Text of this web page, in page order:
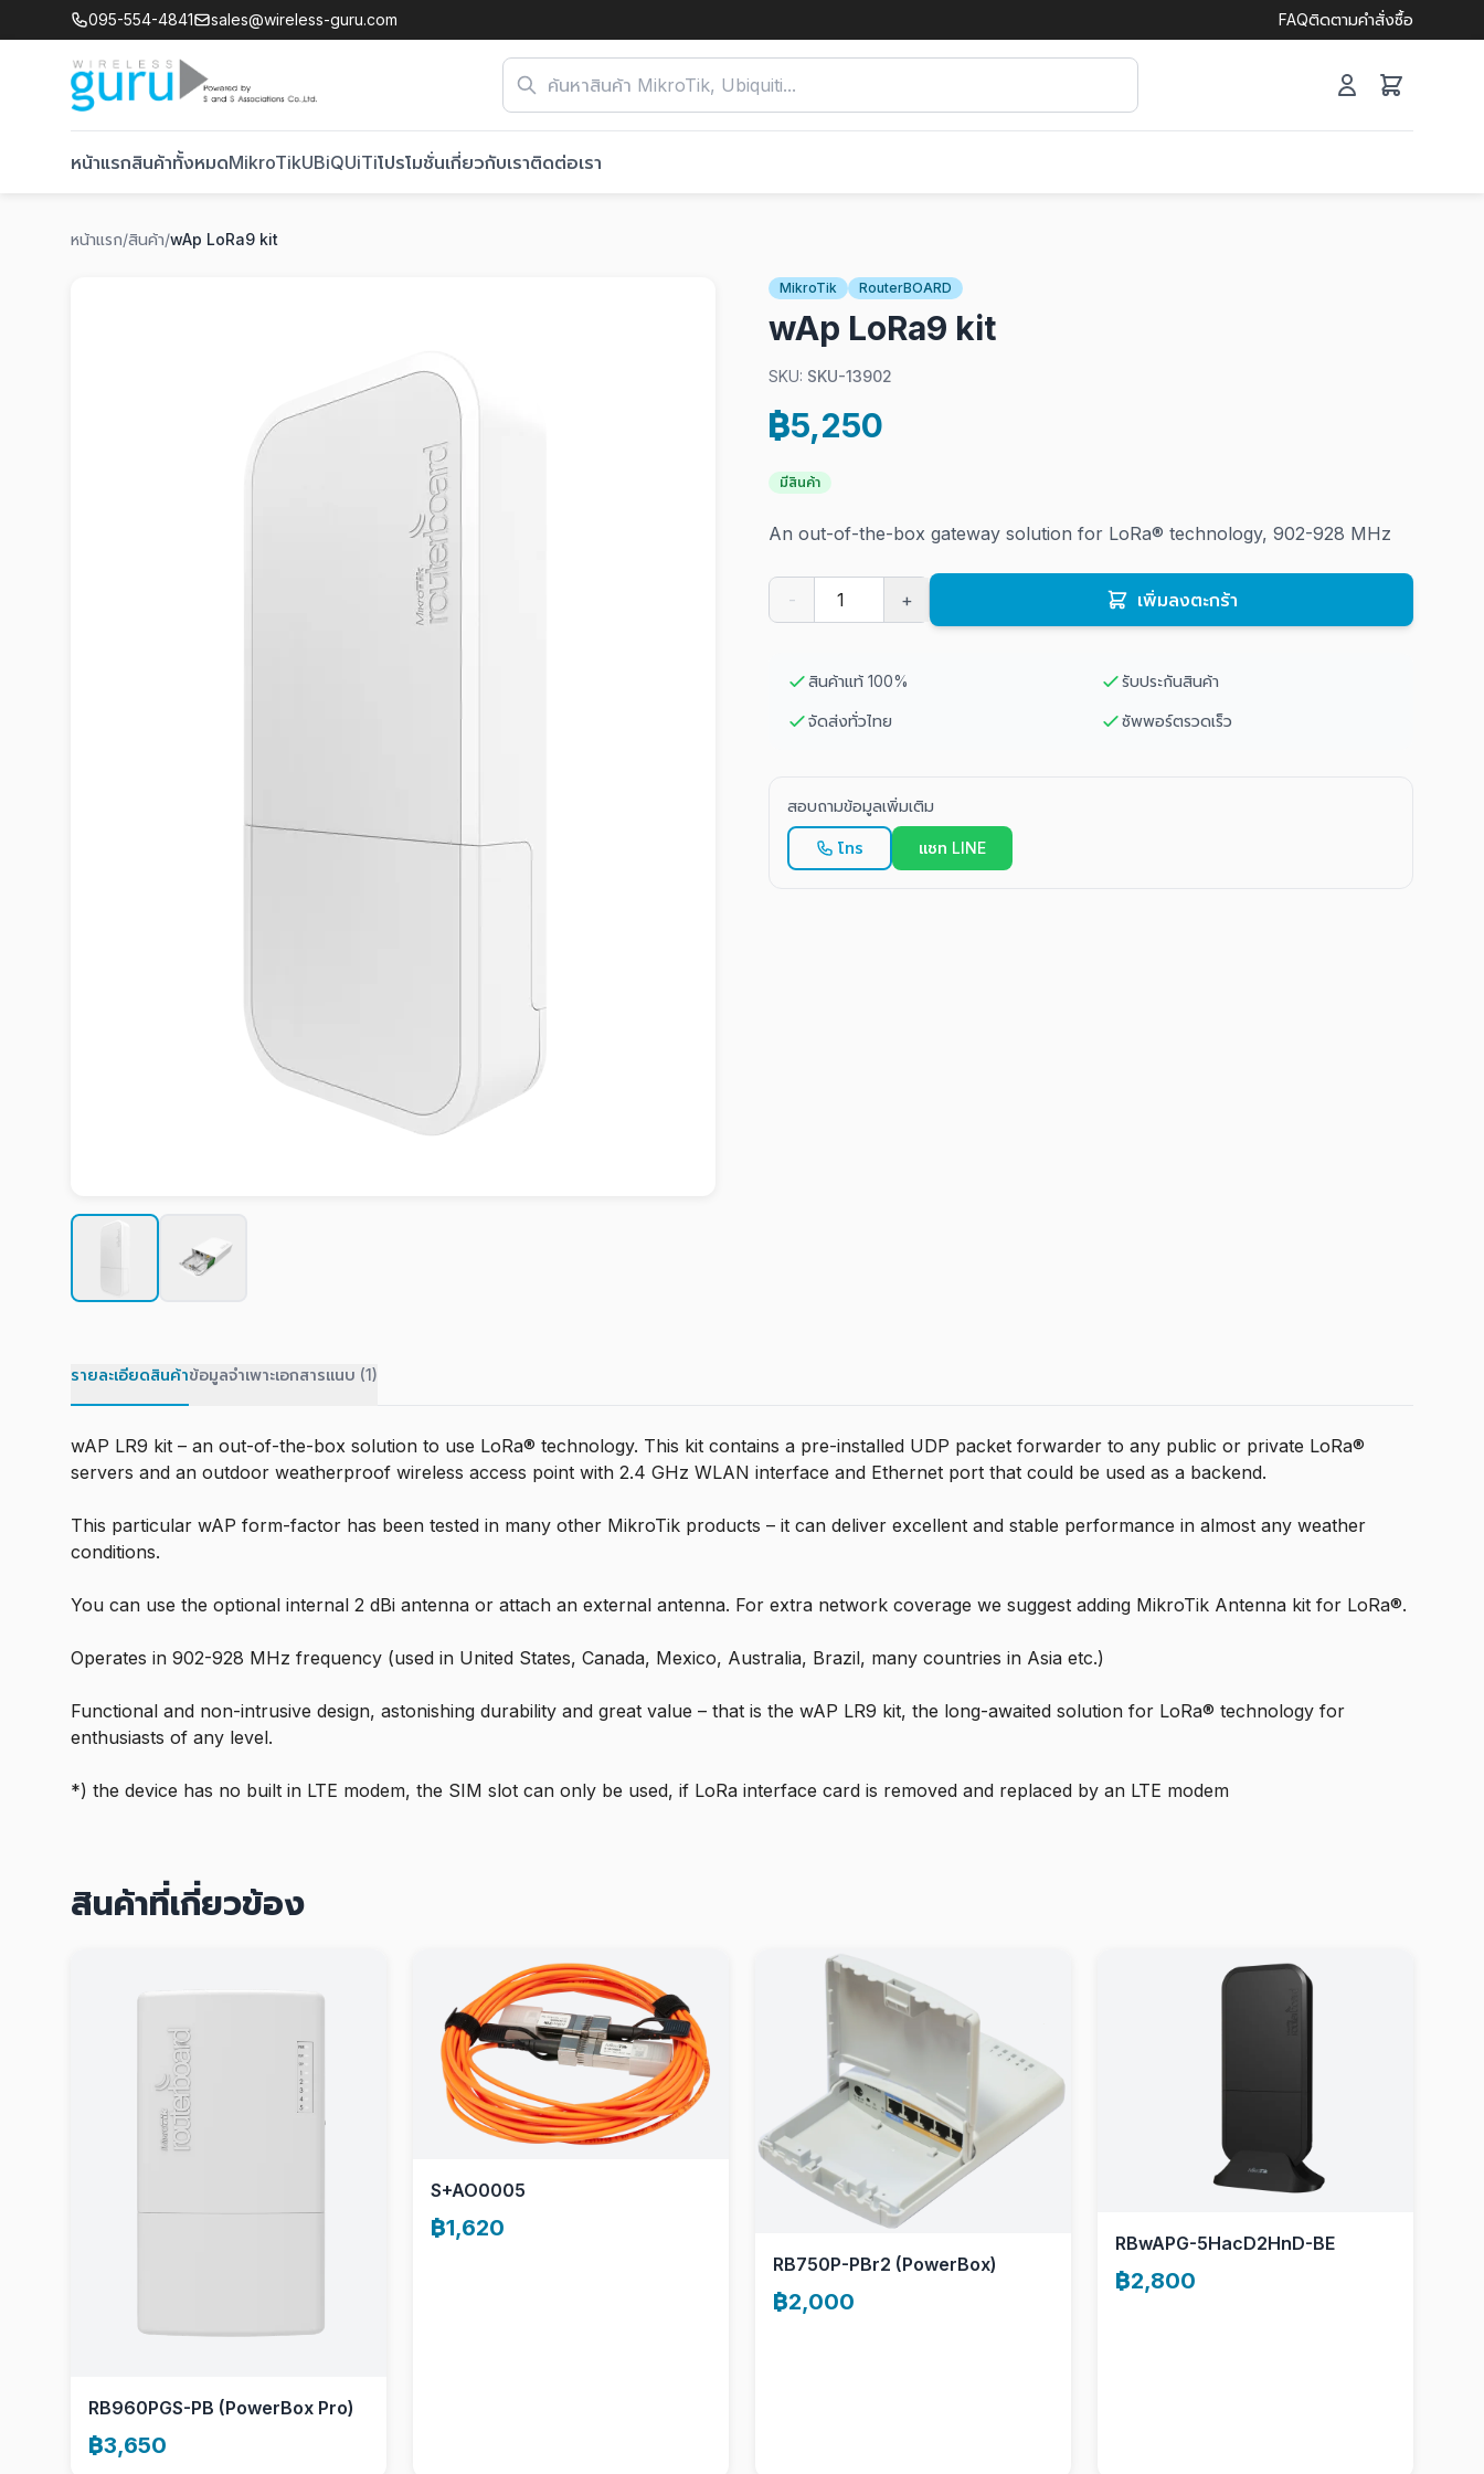
095-554-4841 sales@wireless-guru.com FAQติดตามคำสั่งซื้อ
หน้าแรกสินค้าทั้งหมดMikroTikUBiQUiTiโปรโมชั่นเกี่ยวกับเราติดต่อเรา
หน้าแรก/สินค้า/wAp LoRa9 kit
MikroTik RouterBOARD
wAp LoRa9 kit
SKU: SKU-13902
฿5,250
มีสินค้า
An out-of-the-box gateway solution for LoRa® technology, 902-928 MHz
- + เพิ่มลงตะกร้า
สินค้าแท้ 100% รับประกันสินค้า
จัดส่งทั่วไทย ซัพพอร์ตรวดเร็ว
สอบถามข้อมูลเพิ่มเติม
โทร แชท LINE
รายละเอียดสินค้าข้อมูลจำเพาะเอกสารแนบ (1)
wAP LR9 kit – an out-of-the-box solution to use LoRa® technology. This kit contains a pre-installed UDP packet forwarder to any public or private LoRa®
servers and an outdoor weatherproof wireless access point with 2.4 GHz WLAN interface and Ethernet port that could be used as a backend.
This particular wAP form-factor has been tested in many other MikroTik products – it can deliver excellent and stable performance in almost any weather
conditions.
You can use the optional internal 2 dBi antenna or attach an external antenna. For extra network coverage we suggest adding MikroTik Antenna kit for LoRa®.
Operates in 902-928 MHz frequency (used in United States, Canada, Mexico, Australia, Brazil, many countries in Asia etc.)
Functional and non-intrusive design, astonishing durability and great value – that is the wAP LR9 kit, the long-awaited solution for LoRa® technology for
enthusiasts of any level.
*) the device has no built in LTE modem, the SIM slot can only be used, if LoRa interface card is removed and replaced by an LTE modem
สินค้าที่เกี่ยวข้อง
RB960PGS-PB (PowerBox Pro)
฿3,650
S+AO0005
฿1,620
RB750P-PBr2 (PowerBox)
฿2,000
RBwAPG-5HacD2HnD-BE
฿2,800